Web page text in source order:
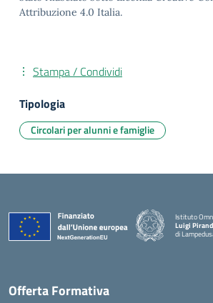
Attribuzione 4.0 Italia.
Stampa / Condividi
Tipologia
Circolari per alunni e famiglie
Istituto
Luigi
di
Offerta Formativa